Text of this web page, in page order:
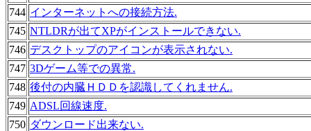
744 インターネットへの接続方法.
745 NTLDRが出てXPがインストールできない.
746 デスクトップのアイコンが表示されない.
747 3Dゲーム等での異常.
748 後付の内臓ＨＤＤを認識してくれません.
749 ADSL回線速度.
750 ダウンロード出来ない.